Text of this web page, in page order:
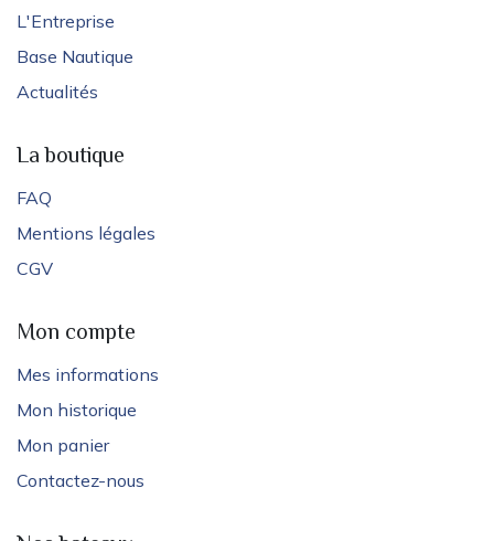
L'Entreprise
Base Nautique
Actualités
La boutique
FAQ
Mentions légales
CGV
Mon compte
Mes informations
Mon historique
Mon panier
Contactez-nous